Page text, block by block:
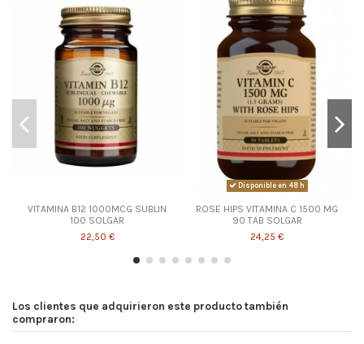
VITAMINA B12 1000MCG SUBLIN
100 SOLGAR
22,50 €
Disponible en 48 h
ROSE HIPS VITAMINA C 1500 MG
90 TAB SOLGAR
24,25 €
Los clientes que adquirieron este producto también
compraron: